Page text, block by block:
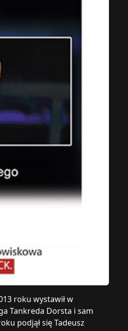
roku wystawił w
Tankreda Dorsta i sam
podjął się Tadeusz